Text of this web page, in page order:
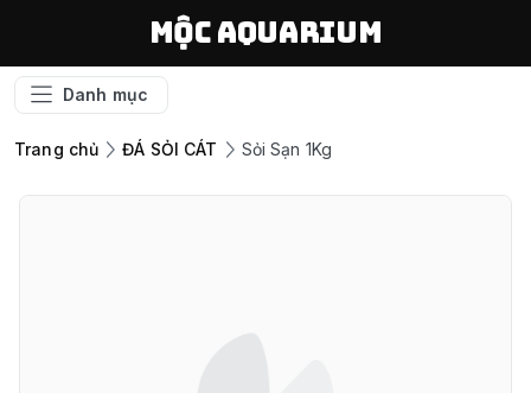
Mộc Aquarium
Danh mục
Trang chủ ĐÁ SỎI CÁT Sỏi Sạn 1Kg